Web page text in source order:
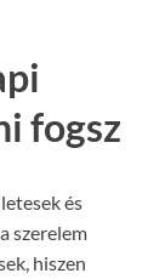
fogsz
és
szerelem
hiszen